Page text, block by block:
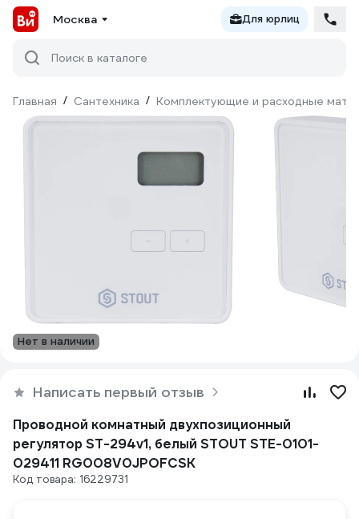
Москва Для юрлиц
Поиск в каталоге
Главная / Сантехника / Комплектующие и расходные
Нет в наличии
Написать первый отзыв
Проводной комнатный двухпозиционный
регулятор ST-294v1, белый STOUT STE-0101-
029411 RG008V0JPOFCSK
Код товара: 16229731